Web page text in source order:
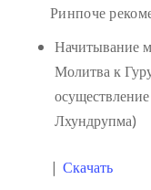
Ринпоче
Начитывание
Молитва к
Лхундрупма)
| Скачать